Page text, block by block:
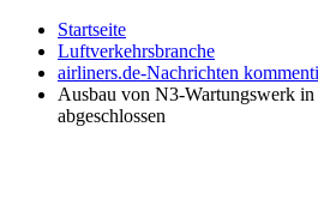
Startseite
Luftverkehrsbranche
airliners.de-Nachrichten
Ausbau von N3-Wartungswerk
abgeschlossen